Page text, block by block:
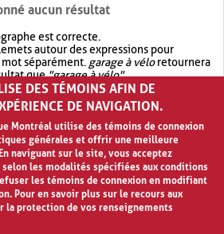
aucun résultat
est correcte.
autour des expressions pour
séparément. garage à véloretournera
que"garage à vélo".
recherche avec OR.garage OR vélo
de résultat quegarage à vélo
DES TÉMOINS AFIN DE
DE NAVIGATION.
Montréal utilise des témoins de connexion
générales et offrir une meilleure
naviguant sur le site, vous acceptez
les modalités spécifiées aux conditions
les témoins de connexion en modifiant
Pour en savoir plus sur le recours aux
la protection de vos renseignements